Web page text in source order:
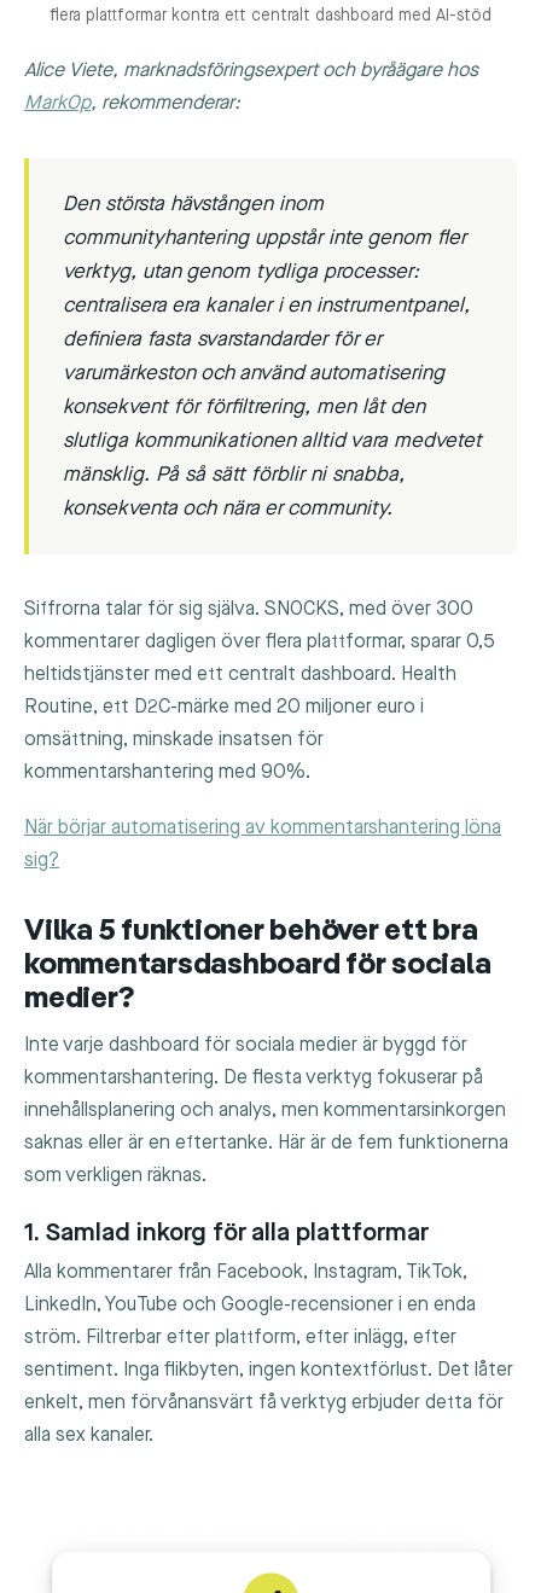
flera plattformar kontra ett centralt dashboard med AI-stöd
Alice Viete, marknadsföringsexpert och byråägare hos
MarkOp, rekommenderar:
Den största hävstången inom
communityhantering uppstår inte genom fler
verktyg, utan genom tydliga processer:
centralisera era kanaler i en instrumentpanel,
definiera fasta svarstandarder för er
varumärkeston och använd automatisering
konsekvent för förfiltrering, men låt den
slutliga kommunikationen alltid vara medvetet
mänsklig. På så sätt förblir ni snabba,
konsekventa och nära er community.
Siffrorna talar för sig själva. SNOCKS, med över 300
kommentarer dagligen över flera plattformar, sparar 0,5
heltidstjänster med ett centralt dashboard. Health
Routine, ett D2C-märke med 20 miljoner euro i
omsättning, minskade insatsen för
kommentarshantering med 90%.
När börjar automatisering av kommentarshantering löna
sig?
Vilka 5 funktioner behöver ett bra
kommentarsdashboard för sociala
medier?
Inte varje dashboard för sociala medier är byggd för
kommentarshantering. De flesta verktyg fokuserar på
innehållsplanering och analys, men kommentarsinkorgen
saknas eller är en eftertanke. Här är de fem funktionerna
som verkligen räknas.
1. Samlad inkorg för alla plattformar
Alla kommentarer från Facebook, Instagram, TikTok,
LinkedIn, YouTube och Google-recensioner i en enda
ström. Filtrerbar efter plattform, efter inlägg, efter
sentiment. Inga flikbyten, ingen kontextförlust. Det låter
enkelt, men förvånansvärt få verktyg erbjuder detta för
alla sex kanaler.